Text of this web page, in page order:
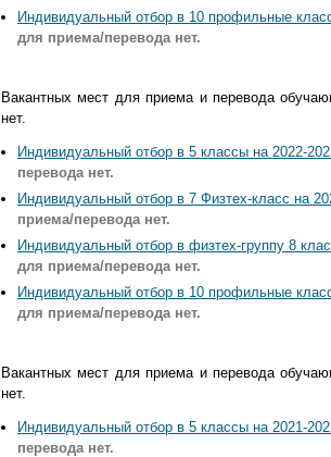
Индивидуальный отбор в 10 профильные
для приема/перевода нет.
Вакантных мест для приема и перевода
нет.
Индивидуальный отбор в 5 классы на 2022-
перевода нет.
Индивидуальный отбор в 7 Физтех-класс на
приема/перевода нет.
Индивидуальный отбор в физтех-группу 8
для приема/перевода нет.
Индивидуальный отбор в 10 профильные
для приема/перевода нет.
Вакантных мест для приема и перевода
нет.
Индивидуальный отбор в 5 классы на 2021-
перевода нет.